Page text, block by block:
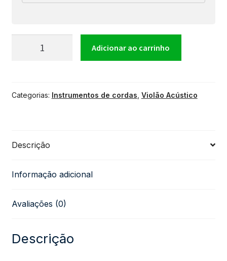
Náilon
N-
14
Natural
Adicionar ao carrinho
Categorias: Instrumentos de cordas Violão Acústico
Descrição
Informação adicional
Avaliações (0)
Descrição